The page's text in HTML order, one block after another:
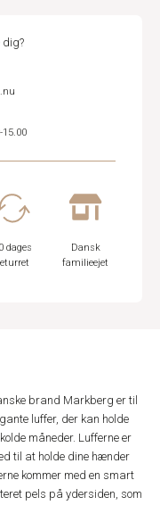
dig?
15.00
dages
Dansk
familieejet
brand Markberg er til
luffer, der kan holde
måneder. Lufferne er
til at holde dine hænder
kommer med en smart
pels på ydersiden, som